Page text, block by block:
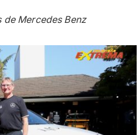
de Mercedes Benz